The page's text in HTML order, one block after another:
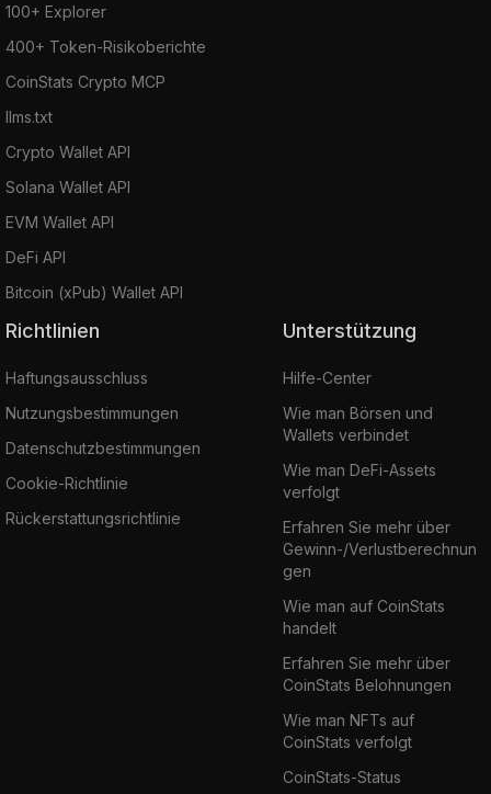
100+ Explorer
400+ Token-Risikoberichte
CoinStats Crypto MCP
llms.txt
Crypto Wallet API
Solana Wallet API
EVM Wallet API
DeFi API
Bitcoin (xPub) Wallet API
Richtlinien
Haftungsausschluss
Nutzungsbestimmungen
Datenschutzbestimmungen
Cookie-Richtlinie
Rückerstattungsrichtlinie
Unterstützung
Hilfe-Center
Wie man Börsen und
Wallets verbindet
Wie man DeFi-Assets
verfolgt
Erfahren Sie mehr über
Gewinn-/Verlustberechnun
gen
Wie man auf CoinStats
handelt
Erfahren Sie mehr über
CoinStats Belohnungen
Wie man NFTs auf
CoinStats verfolgt
CoinStats-Status